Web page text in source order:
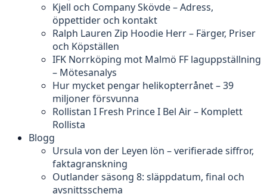
Kjell och Company Skövde – Adress,
öppettider och kontakt
Ralph Lauren Zip Hoodie Herr – Färger, Priser
och Köpställen
IFK Norrköping mot Malmö FF laguppställning
– Mötesanalys
Hur mycket pengar helikopterrånet – 39
miljoner försvunna
Rollistan I Fresh Prince I Bel Air – Komplett
Rollista
Blogg
Ursula von der Leyen lön – verifierade siffror,
faktagranskning
Outlander säsong 8: släppdatum, final och
avsnittsschema